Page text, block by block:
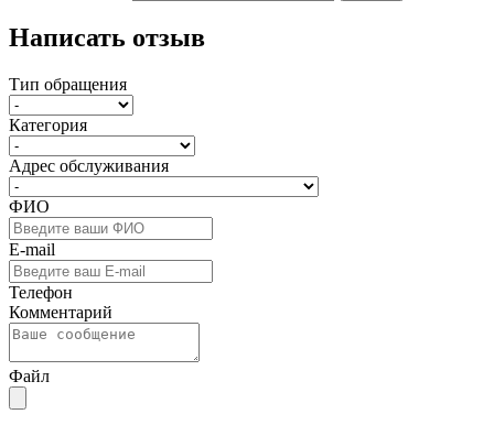
Написать отзыв
Тип обращения
Категория
Адрес обслуживания
ФИО
E-mail
Телефон
Комментарий
Файл